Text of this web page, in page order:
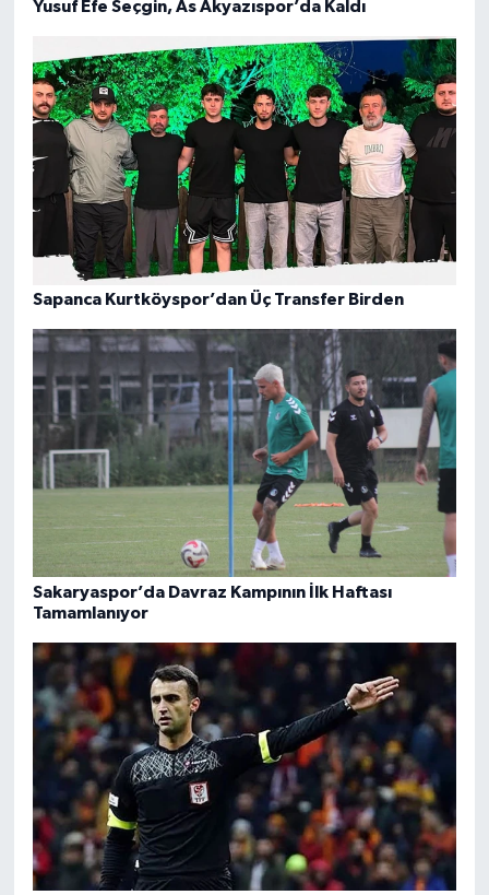
Yusuf Efe Seçgin, As Akyazıspor’da Kaldı
Sapanca Kurtköyspor’dan Üç Transfer Birden
Sakaryaspor’da Davraz Kampının İlk Haftası
Tamamlanıyor